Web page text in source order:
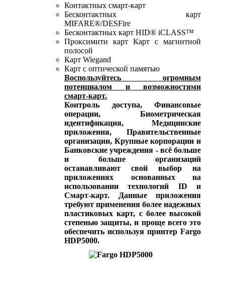
Контактных смарт-карт
Бесконтактных карт
MIFARE®/DESFire
Бесконтактных карт HID® iCLASS™
Проксимити карт Карт с магнитной
полосой
Карт Wiegand
Карт с оптической памятью
Воспользуйтесь огромным
потенциалом и возможностями
смарт-карт.
Контроль доступа, Финансовые
операции, Биометрическая
идентификация, Медицинские
приложения, Правительственные
организации, Крупные корпорации и
Банковские учреждения - всё больше
и больше организаций
останавливают свой выбор на
приложениях основанных на
использовании технологий ID и
Смарт-карт. Данные приложения
требуют применения более надежных
пластиковых карт, с более высокой
степенью защиты, и проще всего это
обеспечить используя принтер Fargo
HDP5000.